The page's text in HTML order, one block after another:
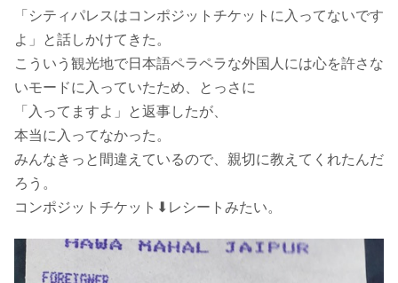
「シティパレスはコンポジットチケットに入ってないです
よ」と話しかけてきた。
こういう観光地で日本語ペラペラな外国人には心を許さな
いモードに入っていたため、とっさに
「入ってますよ」と返事したが、
本当に入ってなかった。
みんなきっと間違えているので、親切に教えてくれたんだ
ろう。
コンポジットチケット⬇︎レシートみたい。